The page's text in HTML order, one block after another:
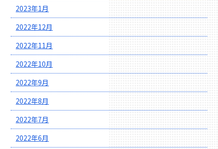
2023年1月
2022年12月
2022年11月
2022年10月
2022年9月
2022年8月
2022年7月
2022年6月